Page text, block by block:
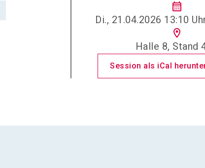
calendar_month
Di., 21.04.2026 13:10
location_on
Halle 8, Stand
Session als iCal